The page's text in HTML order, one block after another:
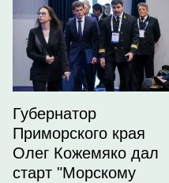
Губернатор
Приморского края
Олег Кожемяко дал
старт "Морскому